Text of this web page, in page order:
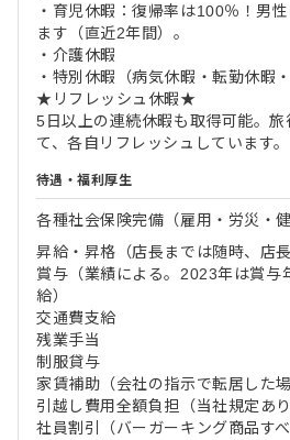
・育児休暇：復帰率は100％！男
ます（直近2年間）。
・介護休暇
・特別休暇（病気休暇・転勤休暇
★リフレッシュ休暇★
5日以上の連続休暇も取得可能。
て、各自リフレッシュしています。
待遇・福利厚生
各種社会保険完備（雇用・労災・
昇給・昇格（店長までは随時、店
賞与（業績による。2023年は賞与
給）
交通費支給
残業手当
制服貸与
家賃補助（会社の指示で転居した場
引越し費用全額負担（当社規定あり
社員割引（バーガーキング商品す